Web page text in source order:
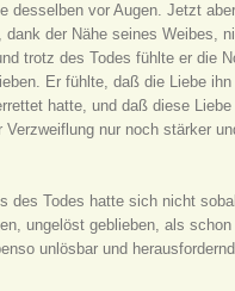
desselben vor Augen. Jetzt
dank der Nähe seines Weibes,
trotz des Todes fühlte er die
Er fühlte, daß die Liebe
hatte, und daß diese
Verzweiflung nur noch stärker
des Todes hatte sich nicht
ungelöst geblieben, als schon
unlösbar und